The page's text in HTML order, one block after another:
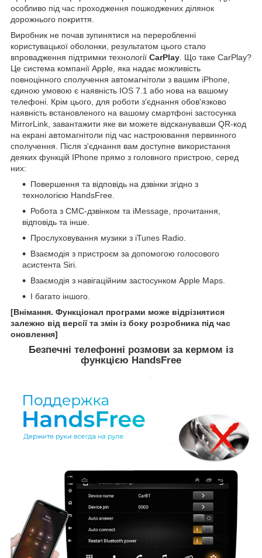
особливо під час проходження пошкоджених ділянок
дорожнього покриття.
Виробник не почав зупинятися на переробленні
користувацької оболонки, результатом цього стало
впровадження підтримки технології CarPlay . Що таке CarPlay?
Це система компанії Apple, яка надає можливість
повноцінного сполучення автомагнітоли з вашим iPhone,
єдиною умовою є наявність IOS 7.1 або нова на вашому
телефоні. Крім цього, для роботи з'єднання обов'язково
наявність встановленого на вашому смартфоні застосунка
MirrorLink, завантажити яке ви можете відсканувавши QR-код
на екрані автомагнітоли під час настроювання первинного
сполучення. Після з'єднання вам доступне використання
деяких функцій IPhone прямо з головного пристрою, серед
них:
Повершення та відповідь на дзвінки згідно з
технологією HandsFree.
Робота з СМС-дзвінком та iMessage, прочитання,
відповідь та інше.
Прослуховування музики з iTunes Radio.
Взаємодія з пристроєм за допомогою голосового
асистента Siri.
Взаємодія з навігаційним застосунком Apple Maps.
І багато іншого.
[Внімання. Функціонал програми може відрізнятися
залежно від версії та змін із боку розробника під час
оновлення]
Безпечні телефонні розмови за кермом із
функцією HandsFree